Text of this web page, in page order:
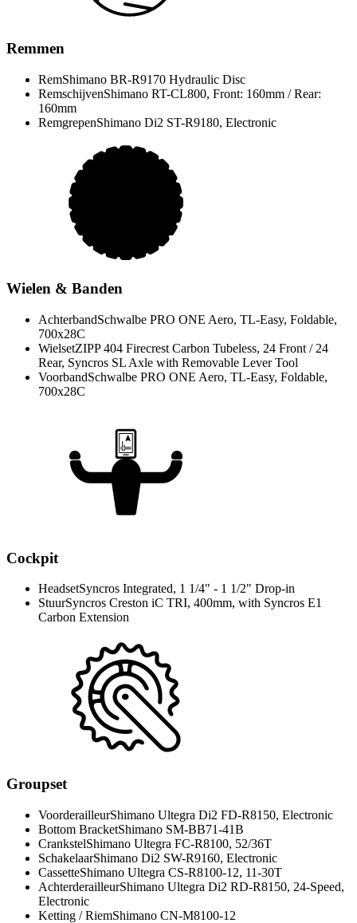
Remmen
RemShimano BR-R9170 Hydraulic Disc
RemschijvenShimano RT-CL800, Front: 160mm / Rear:
160mm
RemgrepenShimano Di2 ST-R9180, Electronic
Wielen & Banden
AchterbandSchwalbe PRO ONE Aero, TL-Easy, Foldable,
700x28C
WielsetZIPP 404 Firecrest Carbon Tubeless, 24 Front / 24
Rear, Syncros SL Axle with Removable Lever Tool
VoorbandSchwalbe PRO ONE Aero, TL-Easy, Foldable,
700x28C
Cockpit
HeadsetSyncros Integrated, 1 1/4" - 1 1/2" Drop-in
StuurSyncros Creston iC TRI, 400mm, with Syncros E1
Carbon Extension
Groupset
VoorderailleurShimano Ultegra Di2 FD-R8150, Electronic
Bottom BracketShimano SM-BB71-41B
CrankstelShimano Ultegra FC-R8100, 52/36T
SchakelaarShimano Di2 SW-R9160, Electronic
CassetteShimano Ultegra CS-R8100-12, 11-30T
AchterderailleurShimano Ultegra Di2 RD-R8150, 24-Speed,
Electronic
Ketting / RiemShimano CN-M8100-12